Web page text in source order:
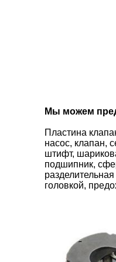
Мы можем
Пластина
насос, клапан,
штифт,
подшипник,
головкой,